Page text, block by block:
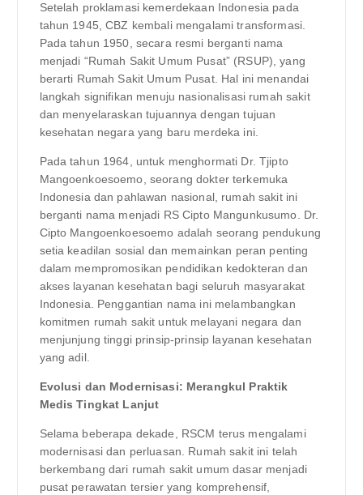
Setelah proklamasi kemerdekaan Indonesia pada
tahun 1945, CBZ kembali mengalami transformasi.
Pada tahun 1950, secara resmi berganti nama
menjadi “Rumah Sakit Umum Pusat” (RSUP), yang
berarti Rumah Sakit Umum Pusat. Hal ini menandai
langkah signifikan menuju nasionalisasi rumah sakit
dan menyelaraskan tujuannya dengan tujuan
kesehatan negara yang baru merdeka ini.
Pada tahun 1964, untuk menghormati Dr. Tjipto
Mangoenkoesoemo, seorang dokter terkemuka
Indonesia dan pahlawan nasional, rumah sakit ini
berganti nama menjadi RS Cipto Mangunkusumo. Dr.
Cipto Mangoenkoesoemo adalah seorang pendukung
setia keadilan sosial dan memainkan peran penting
dalam mempromosikan pendidikan kedokteran dan
akses layanan kesehatan bagi seluruh masyarakat
Indonesia. Penggantian nama ini melambangkan
komitmen rumah sakit untuk melayani negara dan
menjunjung tinggi prinsip-prinsip layanan kesehatan
yang adil.
Evolusi dan Modernisasi: Merangkul Praktik
Medis Tingkat Lanjut
Selama beberapa dekade, RSCM terus mengalami
modernisasi dan perluasan. Rumah sakit ini telah
berkembang dari rumah sakit umum dasar menjadi
pusat perawatan tersier yang komprehensif,